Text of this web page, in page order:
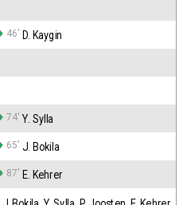
46' D. Kaygin
74' Y. Sylla
65' J. Bokila
87' E. Kehrer